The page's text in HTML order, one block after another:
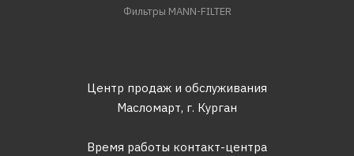
Фильтры MANN-FILTER
Центр продаж и обслуживания
Масломарт, г. Курган
Время работы контакт-центра